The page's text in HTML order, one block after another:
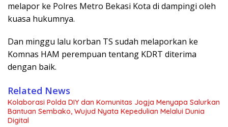
melapor ke Polres Metro Bekasi Kota di dampingi oleh
kuasa hukumnya.
Dan minggu lalu korban TS sudah melaporkan ke
Komnas HAM perempuan tentang KDRT diterima
dengan baik.
Related News
Kolaborasi Polda DIY dan Komunitas Jogja Menyapa Salurkan
Bantuan Sembako, Wujud Nyata Kepedulian Melalui Dunia
Digital